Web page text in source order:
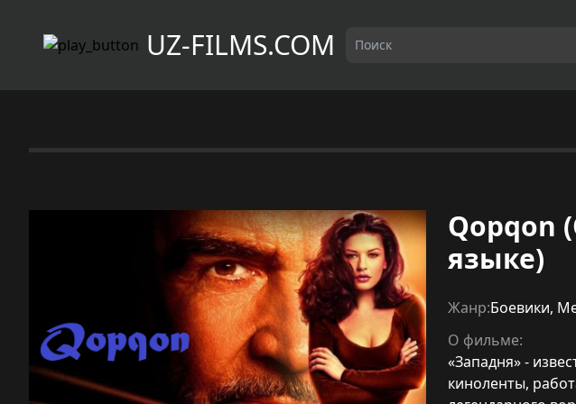
UZ-FILMS.COM
Qopqon
языке)
Жанр:Боевики,
О фильме:
«Западня» -
киноленты,